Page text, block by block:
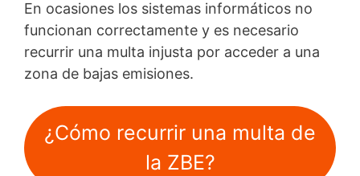
En ocasiones los sistemas informáticos no
funcionan correctamente y es necesario
recurrir una multa injusta por acceder a una
zona de bajas emisiones.
¿Cómo recurrir una multa de
la ZBE?